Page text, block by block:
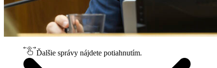
Ďalšie správy nájdete potiahnutím.